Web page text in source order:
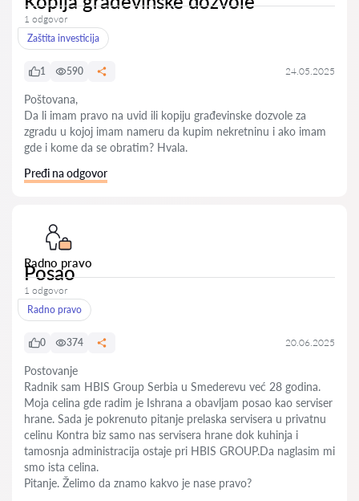
1 odgovor
Zaštita investicija
1 590 24.05.2025
Poštovana,
Da li imam pravo na uvid ili kopiju građevinske dozvole za
zgradu u kojoj imam nameru da kupim nekretninu i ako imam
gde i kome da se obratim? Hvala.
Pređi na odgovor
Radno pravo
Posao
1 odgovor
Radno pravo
0 374 20.06.2025
Postovanje
Radnik sam HBIS Group Serbia u Smederevu već 28 godina.
Moja celina gde radim je Ishrana a obavljam posao kao serviser
hrane. Sada je pokrenuto pitanje prelaska servisera u privatnu
celinu Kontra biz samo nas servisera hrane dok kuhinja i
tamosnja administracija ostaje pri HBIS GROUP.Da naglasim mi
smo ista celina.
Pitanje. Želimo da znamo kakvo je nase pravo?